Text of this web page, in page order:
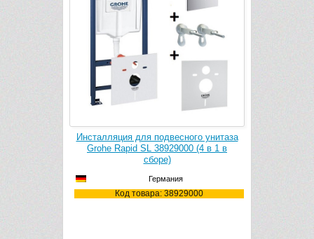
Инсталляция для подвесного унитаза
Grohe Rapid SL 38929000 (4 в 1 в
сборе)
Германия
Код товара: 38929000